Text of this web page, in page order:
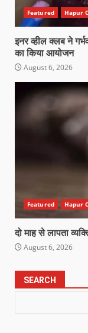
Featured Hapur
इनर व्हील क्लब ने
का किया आयोजन
August 6, 2026
Featured Hapur
दो माह से लापता
August 6, 2026
SEARCH